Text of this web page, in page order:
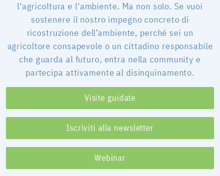
l'agricoltura e l'ambiente. Ma non solo. Se vuoi
sostenere il nostro impegno concreto di
ricostruzione dell’ambiente, perché sei un
agricoltore consapevole o un cittadino responsabile
che guarda al futuro, entra nella community e
partecipa attivamente al disinquinamento.
Visite guidate
Iscriviti alla newsletter
Webinar